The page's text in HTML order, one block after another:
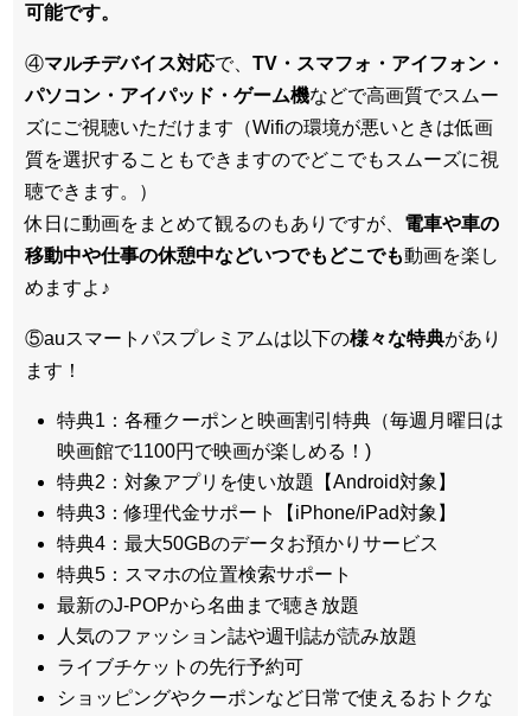
可能です。
④マルチデバイス対応で、 TV・スマフォ・アイフォン・
パソコン・アイパッド・ゲーム機などで高画質でスムー
ズにご視聴いただけます（Wifiの環境が悪いときは低画
質を選択することもできますのでどこでもスムーズに視
聴できます。）
休日に動画をまとめて観るのもありですが、 電車や車の
移動中や仕事の休憩中などいつでもどこでも動画を楽し
めますよ♪
⑤auスマートパスプレミアムは以下の様々な特典があり
ます！
特典1：各種クーポンと映画割引特典（毎週月曜日は
映画館で1100円で映画が楽しめる！)
特典2：対象アプリを使い放題【Android対象】
特典3：修理代金サポート【iPhone/iPad対象】
特典4：最大50GBのデータお預かりサービス
特典5：スマホの位置検索サポート
最新のJ-POPから名曲まで聴き放題
人気のファッション誌や週刊誌が読み放題
ライブチケットの先行予約可
ショッピングやクーポンなど日常で使えるおトクな